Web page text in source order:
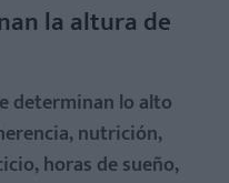
la altura de
determinan lo alto
nutrición,
horas de sueño,